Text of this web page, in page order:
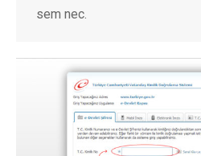
sem nec.